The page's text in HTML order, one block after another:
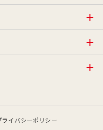
ライバシーポリシー